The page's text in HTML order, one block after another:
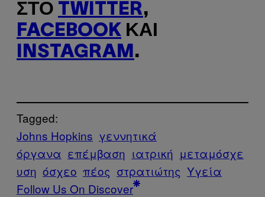
ΣΤΟ TWITTER,
FACEBOOK ΚΑΙ
INSTAGRAM .
Tagged:
Johns Hopkins γεννητικά
όργανα επέμβαση ιατρική μεταμόσχε
υση όσχεο πέος στρατιώτης Υγεία
Follow Us On Discover